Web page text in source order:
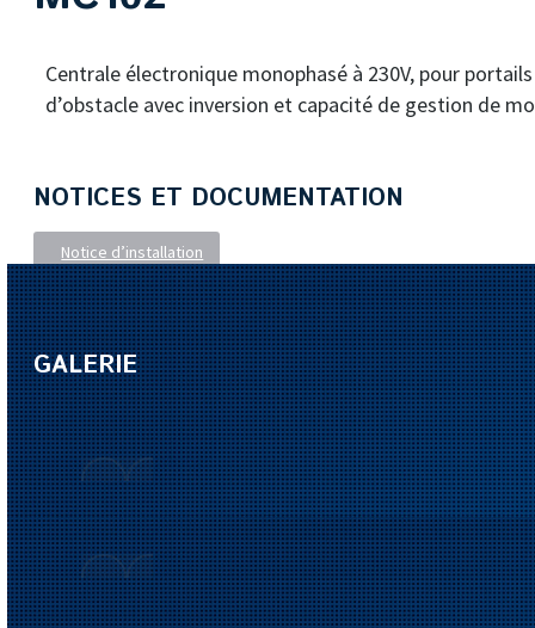
Centrale électronique monophasé à 230V, pour
d’obstacle avec inversion et capacité de gestion de
NOTICES ET DOCUMENTATION
Notice d’installation
GALERIE